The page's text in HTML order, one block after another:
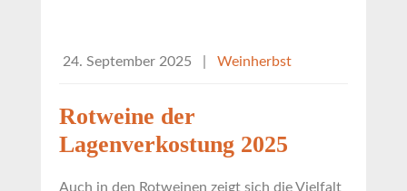
24. September 2025 Weinherbst
Rotweine der
Lagenverkostung 2025
Auch in den Rotweinen zeigt sich die Vielfalt